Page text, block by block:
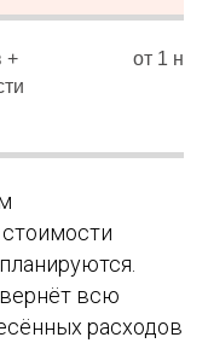
+
от 1
всю
расходов